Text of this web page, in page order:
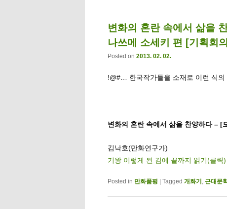
변화의 혼란 속에서 삶을
나쓰메 소세키 편 [기획회
Posted on 2013. 02. 02.
!@#… 한국작가들을 소재로 이런 식
변화의 혼란 속에서 삶을 찬양하다 – [
김낙호(만화연구가)
기왕 이렇게 된 김에 끝까지 읽기(클릭)
Posted in 만화품평 | Tagged 개화기 근대문